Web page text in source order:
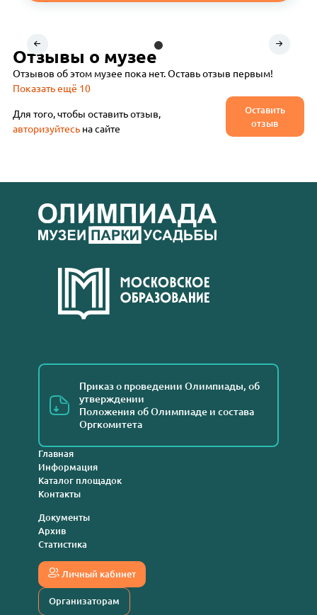
Отзывы о музее
Отзывов об этом музее пока нет. Оставь отзыв первым!
Показать ещё 10
Для того, чтобы оставить отзыв,
авторизуйтесь на сайте
Оставить
отзыв
Приказ о проведении Олимпиады, об
утверждении
Положения об Олимпиаде и состава
Оргкомитета
Главная
Информация
Каталог площадок
Контакты
Документы
Архив
Статистика
Личный кабинет
Организаторам